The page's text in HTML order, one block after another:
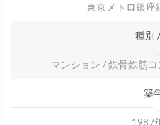
東京メトロ銀座
種別
マンション / 鉄骨鉄筋コ
築
1987